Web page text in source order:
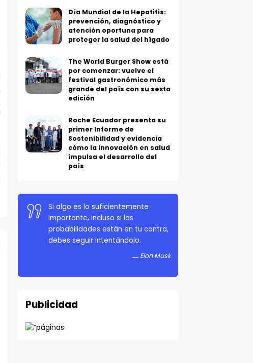
Día Mundial de la Hepatitis:
prevención, diagnóstico y
atención oportuna para
proteger la salud del hígado
The World Burger Show está
por comenzar: vuelve el
festival gastronómico más
grande del país con su sexta
edición
Roche Ecuador presenta su
primer Informe de
Sostenibilidad y evidencia
cómo la innovación en salud
impulsa el desarrollo del
país
Si algo es lo suficientemente
importante, incluso si las
probabilidades están en tu contra,
debes seguir intentándolo.
Elon Musk
Publicidad